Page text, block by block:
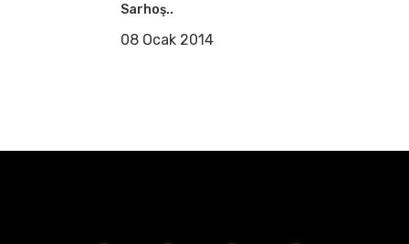
Sarhoş..
08 Ocak 2014